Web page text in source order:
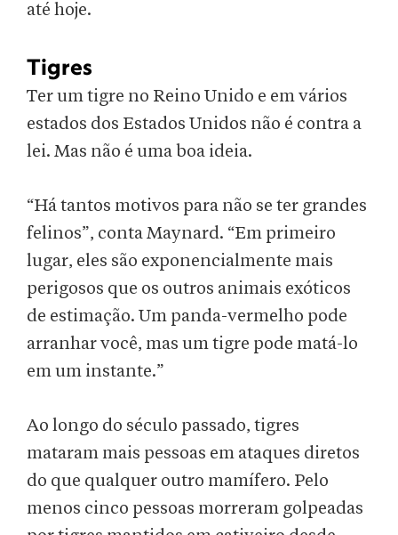
até hoje.
Tigres
Ter um tigre no Reino Unido e em vários
estados dos Estados Unidos não é contra a
lei. Mas não é uma boa ideia.
“Há tantos motivos para não se ter grandes
felinos”, conta Maynard. “Em primeiro
lugar, eles são exponencialmente mais
perigosos que os outros animais exóticos
de estimação. Um panda-vermelho pode
arranhar você, mas um tigre pode matá-lo
em um instante.”
Ao longo do século passado, tigres
mataram mais pessoas em ataques diretos
do que qualquer outro mamífero. Pelo
menos cinco pessoas morreram golpeadas